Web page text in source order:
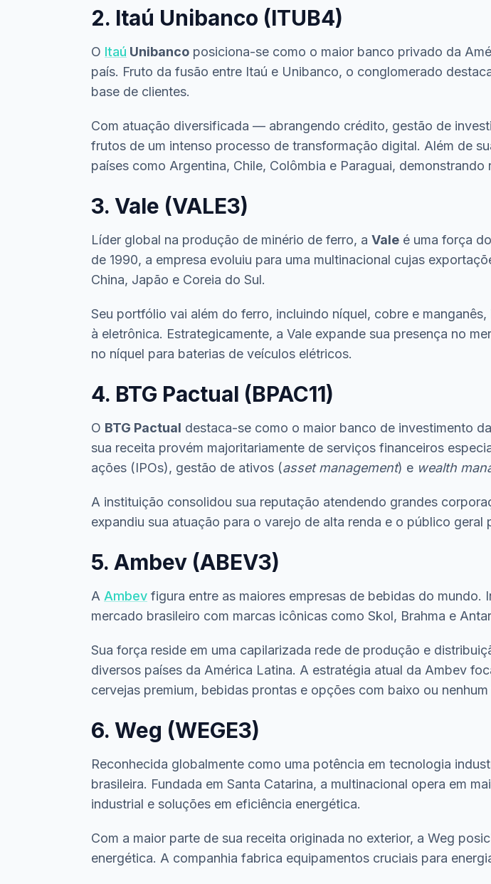
2. Itaú Unibanco (ITUB4)
O Itaú Unibanco posiciona-se como o maior banco privado da
país. Fruto da fusão entre Itaú e Unibanco, o conglomerado
base de clientes.
Com atuação diversificada — abrangendo crédito, gestão de
frutos de um intenso processo de transformação digital. Além de
países como Argentina, Chile, Colômbia e Paraguai,
3. Vale (VALE3)
Líder global na produção de minério de ferro, a Vale é uma força
de 1990, a empresa evoluiu para uma multinacional cujas
China, Japão e Coreia do Sul.
Seu portfólio vai além do ferro, incluindo níquel, cobre e
à eletrônica. Estrategicamente, a Vale expande sua presença no
no níquel para baterias de veículos elétricos.
4. BTG Pactual (BPAC11)
O BTG Pactual destaca-se como o maior banco de investimento
sua receita provém majoritariamente de serviços financeiros
ações (IPOs), gestão de ativos (asset management) e wealth
A instituição consolidou sua reputação atendendo grandes
expandiu sua atuação para o varejo de alta renda e o público
5. Ambev (ABEV3)
A Ambev figura entre as maiores empresas de bebidas do
mercado brasileiro com marcas icônicas como Skol, Brahma e
Sua força reside em uma capilarizada rede de produção e
diversos países da América Latina. A estratégia atual da Ambev
cervejas premium, bebidas prontas e opções com baixo ou
6. Weg (WEGE3)
Reconhecida globalmente como uma potência em tecnologia
brasileira. Fundada em Santa Catarina, a multinacional opera em
industrial e soluções em eficiência energética.
Com a maior parte de sua receita originada no exterior, a Weg
energética. A companhia fabrica equipamentos cruciais para